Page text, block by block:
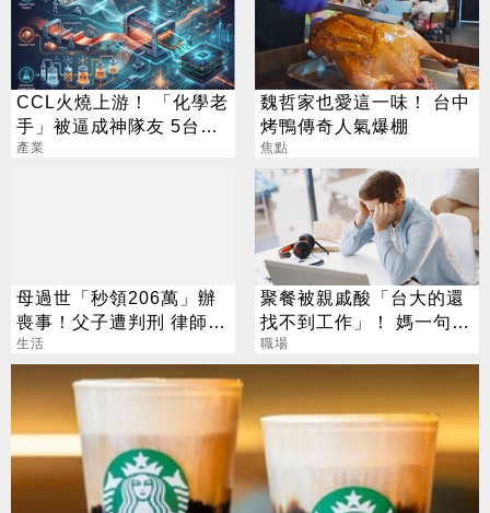
CCL火燒上游！ 「化學老
手」被逼成神隊友 5台廠
默默發財
產業
魏哲家也愛這一味！ 台中
烤鴨傳奇人氣爆棚
焦點
母過世「秒領206萬」辦
喪事！父子遭判刑 律師：
搶錢先下手是罪
生活
聚餐被親戚酸「台大的還
找不到工作」！ 媽一句神
回戰場秒靜音
職場